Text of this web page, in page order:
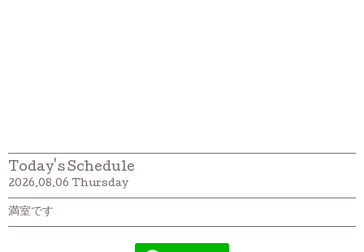
Today's Schedule
2026.08.06 Thursday
満室です